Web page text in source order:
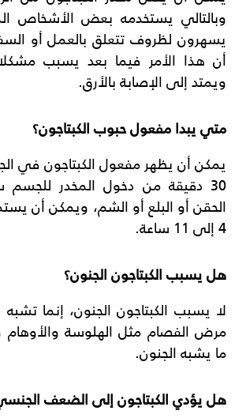
وبالتالي يستخدمه بعض الأشخاص
يسهرون لظروف تتعلق بالعمل أو
أن هذا الأمر فيما بعد يسبب
ويمتد إلى الإصابة بالأرق.
متي يبدا مفعول حبوب الكبتاجون؟
يمكن أن يظهر مفعول الكبتاجون في
30 دقيقة من دخول المخدر
الحقن أو البلع أو الشم، ويمكن أن
4 إلى 11 ساعة.
هل يسبب الكبتاجون الجنون؟
لا يسبب الكبتاجون الجنون، إنما
مرض الفصام مثل الهلوسة والأوهام
ما يشبه الجنون.
هل يؤدي الكبتاجون إلى الضعف